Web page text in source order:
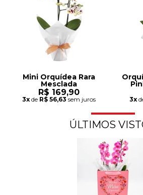
Mini Orquídea Rara
Mesclada
R$ 169,90
3x de R$ 56,63sem juros 3x
ÚLTIMOS